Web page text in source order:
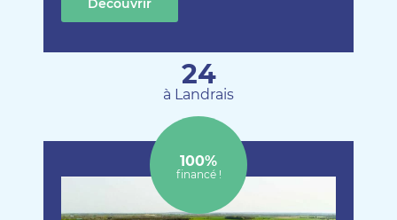
Découvrir
24
à Landrais
100%
financé !